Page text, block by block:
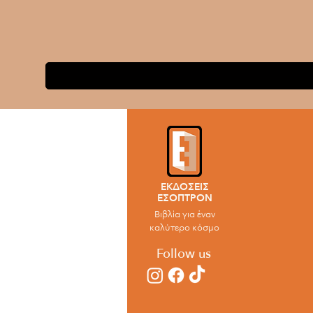
ΕΚΔΟΣΕΙΣ
ΕΣΟΠΤΡΟΝ
Βιβλία για έναν
καλύτερο κόσμο
Follow us